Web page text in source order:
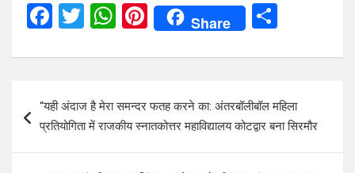
F
ce
b
o
T
tt
er
W
at
A
Pi
nt
er
t
Share
ar
e
navigation
“यही अंदाज है मेरा समन्दर फतह करने का: अंतरबॉलीबॉल महिला
प्रतियोगिता में राजकीय स्नातकोत्तर महाविद्यालय कोटद्वार बना सिरमौर